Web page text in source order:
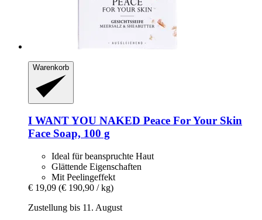
Warenkorb
I WANT YOU NAKED Peace For Your Skin
Face Soap, 100 g
Ideal für beanspruchte Haut
Glättende Eigenschaften
Mit Peelingeffekt
€ 19,09 (€ 190,90 / kg)
Zustellung bis 11. August